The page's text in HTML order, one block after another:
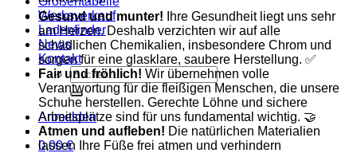
Werksverkauf
Ladenfinder
News
Kontakt
Suche
nach:
Anmelden
0,00€
Gesund und munter! Ihre Gesundheit liegt uns sehr
am Herzen. Deshalb verzichten wir auf alle
schädlichen Chemikalien, insbesondere Chrom und
sorgen für eine glasklare, saubere Herstellung. ✅
Fair und fröhlich! Wir übernehmen volle
Verantwortung für die fleißigen Menschen, die unsere
Schuhe herstellen. Gerechte Löhne und sichere
Arbeitsplätze sind für uns fundamental wichtig. 🤝
Atmen und aufleben! Die natürlichen Materialien
lassen Ihre Füße frei atmen und verhindern